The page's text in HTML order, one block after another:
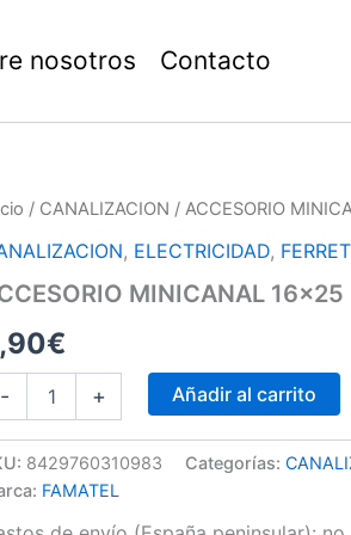
nosotros Contacto
/ CANALIZACION / ACCESORIO
, ELECTRICIDAD,
MINICANAL 16×25
€
- + Añadir al carrito
8429760310983 Categorías:
FAMATEL